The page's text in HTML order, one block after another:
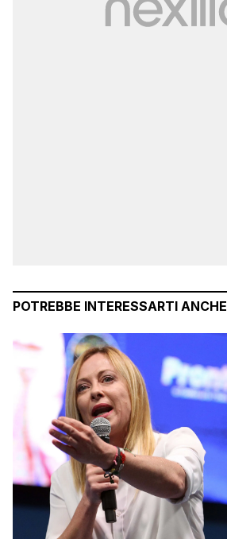
POTREBBE INTERESSARTI ANCHE